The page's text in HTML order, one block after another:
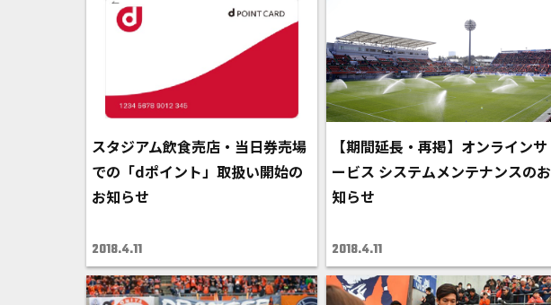
スタジアム飲食売店・当日券売場
での「dポイント」取扱い開始の
お知らせ
2018.4.11
【期間延長・再掲】オンラインサ
ービス システムメンテナンスのお
知らせ
2018.4.11